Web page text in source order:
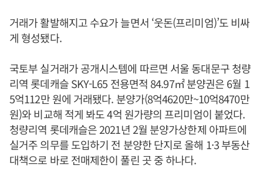
거래가 활발해지고 수요가 늘면서 ‘웃돈(프리미엄)’도 비싸
게 형성됐다.
국토부 실거래가 공개시스템에 따르면 서울 동대문구 청량
리역 롯데캐슬 SKY-L65 전용면적 84.97㎡ 분양권은 6월 1
5억112만 원에 거래됐다. 분양가(8억4620만~10억8470만
원)와 비교해 적게 봐도 4억 원가량의 프리미엄이 붙었다.
청량리역 롯데캐슬은 2021년 2월 분양가상한제 아파트에
실거주 의무를 도입하기 전 분양한 단지로 올해 1·3 부동산
대책으로 바로 전매제한이 풀린 곳 중 하나다.